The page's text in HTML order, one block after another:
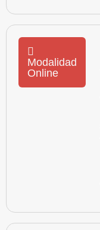
Modalidad
Online